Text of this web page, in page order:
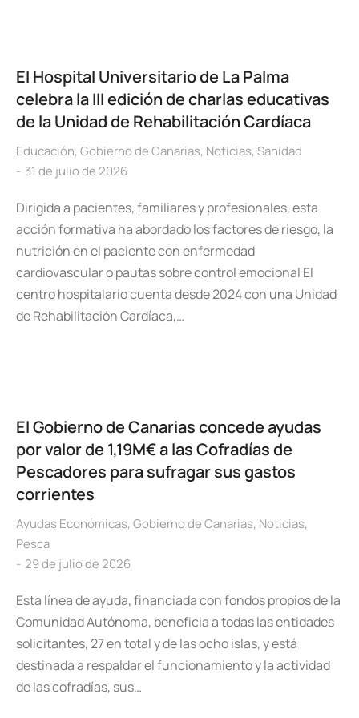
El Hospital Universitario de La Palma
celebra la III edición de charlas educativas
de la Unidad de Rehabilitación Cardíaca
Educación, Gobierno de Canarias, Noticias, Sanidad
31 de julio de 2026
Dirigida a pacientes, familiares y profesionales, esta
acción formativa ha abordado los factores de riesgo, la
nutrición en el paciente con enfermedad
cardiovascular o pautas sobre control emocional El
centro hospitalario cuenta desde 2024 con una Unidad
de Rehabilitación Cardíaca,…
El Gobierno de Canarias concede ayudas
por valor de 1,19M€ a las Cofradías de
Pescadores para sufragar sus gastos
corrientes
Ayudas Económicas, Gobierno de Canarias, Noticias,
Pesca
29 de julio de 2026
Esta línea de ayuda, financiada con fondos propios de la
Comunidad Autónoma, beneficia a todas las entidades
solicitantes, 27 en total y de las ocho islas, y está
destinada a respaldar el funcionamiento y la actividad
de las cofradías, sus…